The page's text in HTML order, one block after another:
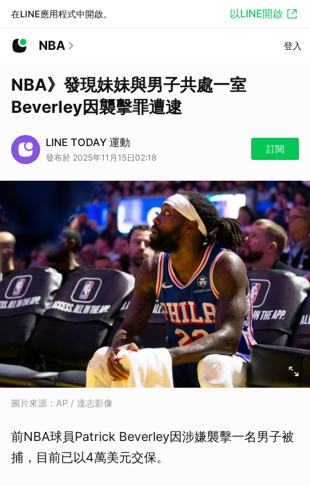
在LINE應用程式中開啟。 以LINE開啟
NBA 登入
NBA》發現妹妹與男子共處一室
Beverley因襲擊罪遭逮
LINE TODAY 運動
發布於 2025年11月15日02:18
訂閱
圖片來源：AP / 達志影像
前NBA球員Patrick Beverley因涉嫌襲擊一名男子被
捕，目前已以4萬美元交保。